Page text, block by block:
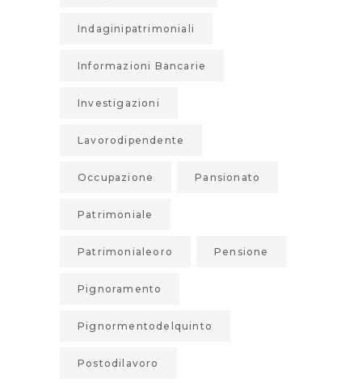
Indaginipatrimoniali
Informazioni Bancarie
Investigazioni
Lavorodipendente
Occupazione Pansionato
Patrimoniale
Patrimonialeoro Pensione
Pignoramento
Pignormentodelquinto
Postodilavoro